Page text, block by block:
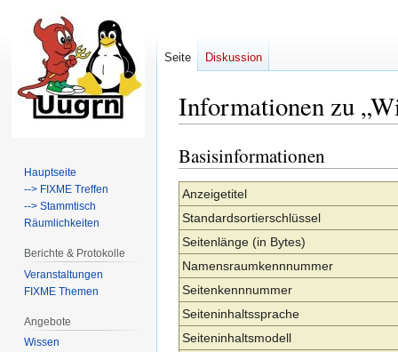
Informationen zu
Zur
Navigation
springen
Zur
Suche
springen
Basisinformationen
Anzeigetitel
Standardsortierschlüssel
Seitenlänge (in Bytes)
Namensraumkennnummer
Seitenkennnummer
Seiteninhaltssprache
Seiteninhaltsmodell
Seite Diskussion
Hauptseite
--> FIXME Treffen
--> Stammtisch
Räumlichkeiten
Berichte & Protokolle
Veranstaltungen
FIXME Themen
Angebote
Wissen